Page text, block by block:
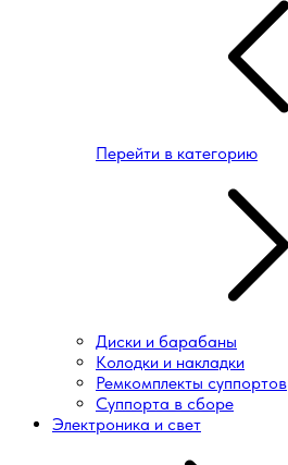
Перейти в категорию
Диски и барабаны
Колодки и накладки
Ремкомплекты суппортов
Суппорта в сборе
Электроника и свет